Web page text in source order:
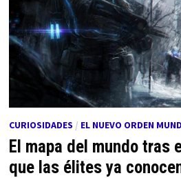
CURIOSIDADES / EL NUEVO ORDEN
El mapa del mundo tras
que las élites ya